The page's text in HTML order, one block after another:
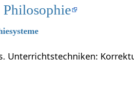
Philosophie
Unterrichtstechniken: